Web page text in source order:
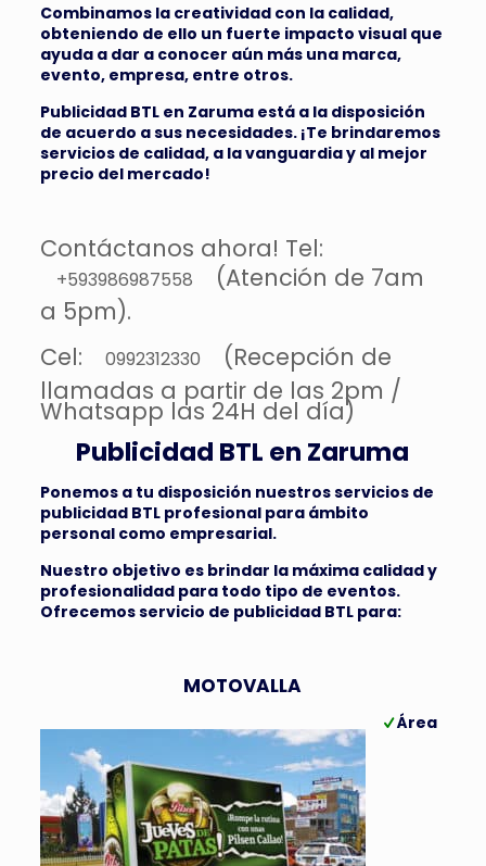
Combinamos la creatividad con la calidad,
obteniendo de ello un fuerte impacto visual que
ayuda a dar a conocer aún más una marca,
evento, empresa, entre otros.
Publicidad BTL en Zaruma está a la disposición
de acuerdo a sus necesidades. ¡Te brindaremos
servicios de calidad, a la vanguardia y al mejor
precio del mercado!
Contáctanos ahora! Tel:
+593986987558
(Atención de 7am
a 5pm).
Cel:
0992312330
(Recepción de
llamadas a partir de las 2pm /
Whatsapp las 24H del día)
Publicidad BTL en Zaruma
Ponemos a tu disposición nuestros servicios de
publicidad BTL profesional para ámbito
personal como empresarial.
Nuestro objetivo es brindar la máxima calidad y
profesionalidad para todo tipo de eventos.
Ofrecemos servicio de publicidad BTL para:
MOTOVALLA
Área